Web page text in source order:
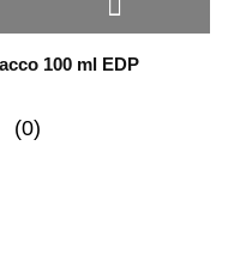
100 ml EDP
(0)